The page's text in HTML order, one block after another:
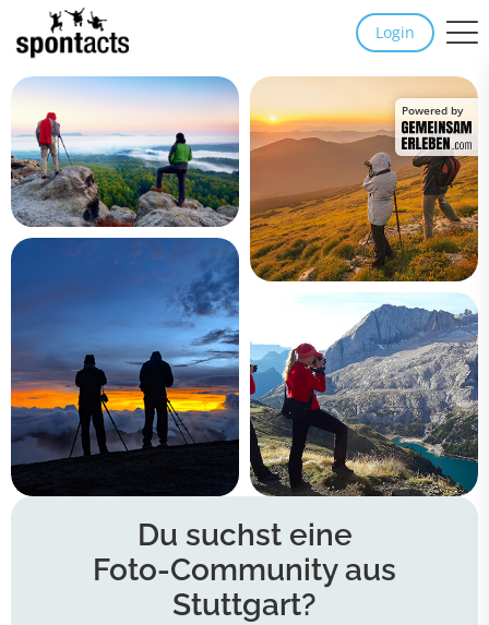
Login
Powered by
Du suchst eine
Foto-Communityaus
Stuttgart?